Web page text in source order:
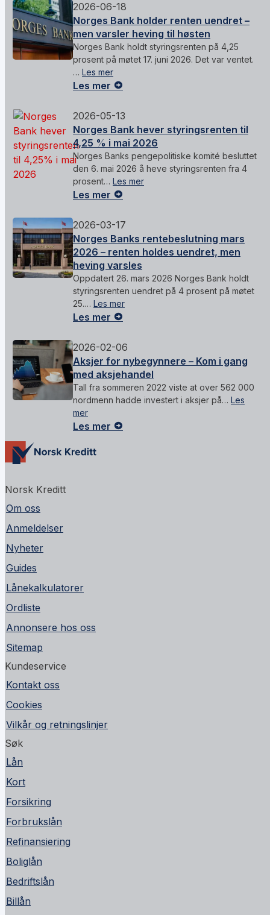
2026-06-18
Norges Bank holder renten uendret –
men varsler heving til høsten
Norges Bank holdt styringsrenten på 4,25
prosent på møtet 17. juni 2026. Det var ventet.
… Les mer
Les mer
2026-05-13
Norges Bank hever styringsrenten til
4,25 % i mai 2026
Norges Banks pengepolitiske komité besluttet
den 6. mai 2026 å heve styringsrenten fra 4
prosent… Les mer
Les mer
2026-03-17
Norges Banks rentebeslutning mars
2026 – renten holdes uendret, men
heving varsles
Oppdatert 26. mars 2026 Norges Bank holdt
styringsrenten uendret på 4 prosent på møtet
25.… Les mer
Les mer
2026-02-06
Aksjer for nybegynnere – Kom i gang
med aksjehandel
Tall fra sommeren 2022 viste at over 562 000
nordmenn hadde investert i aksjer på… Les
mer
Les mer
Norsk Kreditt
Om oss
Anmeldelser
Nyheter
Guides
Lånekalkulatorer
Ordliste
Annonsere hos oss
Sitemap
Kundeservice
Kontakt oss
Cookies
Vilkår og retningslinjer
Søk
Lån
Kort
Forsikring
Forbrukslån
Refinansiering
Boliglån
Bedriftslån
Billån